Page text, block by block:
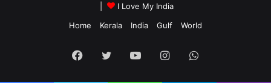
I Love My India
Home
Kerala India Gulf World
Facebook
TwitterYouTubeInstagramWhatsApp